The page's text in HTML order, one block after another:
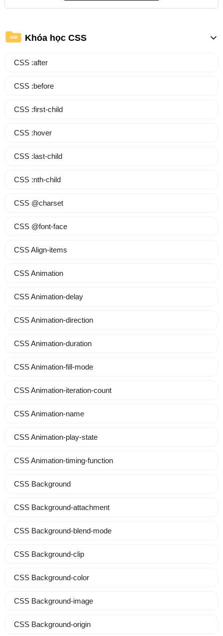
WM Khóa học CSS
CSS :after
CSS :before
CSS :first-child
CSS :hover
CSS :last-child
CSS :nth-child
CSS @charset
CSS @font-face
CSS Align-items
CSS Animation
CSS Animation-delay
CSS Animation-direction
CSS Animation-duration
CSS Animation-fill-mode
CSS Animation-iteration-count
CSS Animation-name
CSS Animation-play-state
CSS Animation-timing-function
CSS Background
CSS Background-attachment
CSS Background-blend-mode
CSS Background-clip
CSS Background-color
CSS Background-image
CSS Background-origin